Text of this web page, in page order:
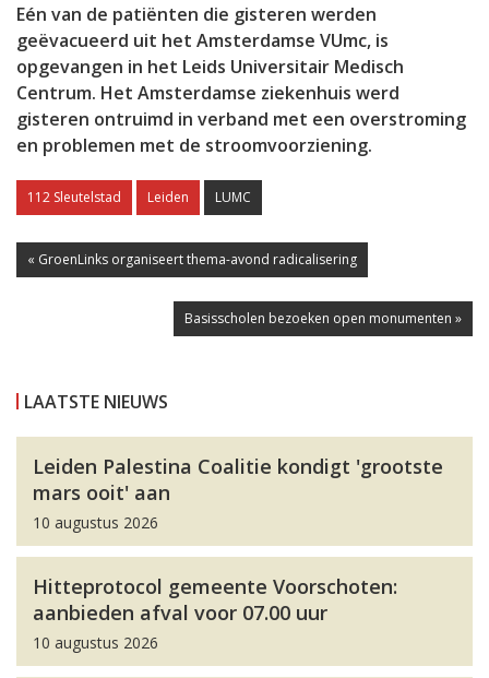
Eén van de patiënten die gisteren werden
geëvacueerd uit het Amsterdamse VUmc, is
opgevangen in het Leids Universitair Medisch
Centrum. Het Amsterdamse ziekenhuis werd
gisteren ontruimd in verband met een overstroming
en problemen met de stroomvoorziening.
112 Sleutelstad Leiden LUMC
« GroenLinks organiseert thema-avond radicalisering
Basisscholen bezoeken open monumenten »
LAATSTE NIEUWS
Leiden Palestina Coalitie kondigt 'grootste
mars ooit' aan
10 augustus 2026
Hitteprotocol gemeente Voorschoten:
aanbieden afval voor 07.00 uur
10 augustus 2026